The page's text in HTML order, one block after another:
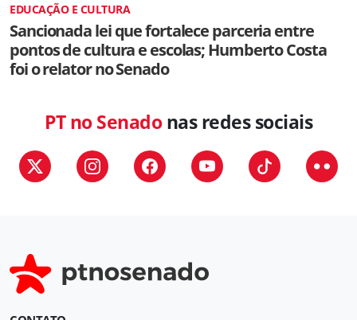
EDUCAÇÃO E CULTURA
Sancionada lei que fortalece parceria entre
pontos de cultura e escolas; Humberto Costa
foi o relator no Senado
PT no Senadonas redes sociais